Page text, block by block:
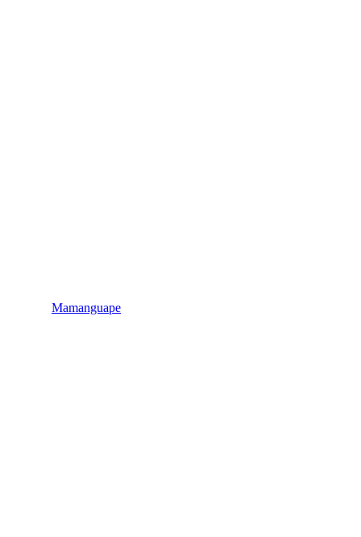
Mamanguape